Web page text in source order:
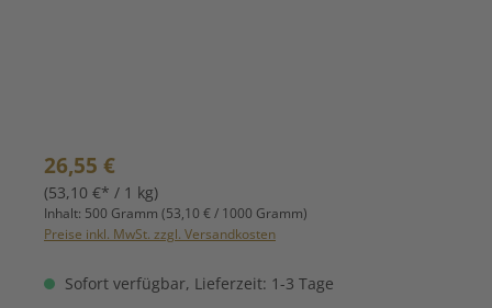
Regulärer Preis:
26,55 €
(53,10 €* / 1 kg)
Inhalt: 500 Gramm (53,10 € / 1000 Gramm)
Preise inkl. MwSt. zzgl. Versandkosten
Sofort verfügbar, Lieferzeit: 1-3 Tage